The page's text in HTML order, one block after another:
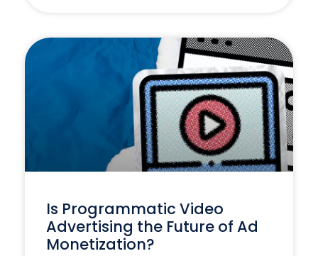
Is Programmatic Video
Advertising the Future of Ad
Monetization?